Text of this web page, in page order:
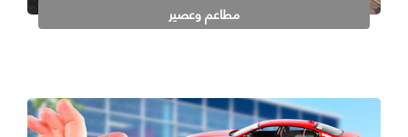
مطاعم وعصير